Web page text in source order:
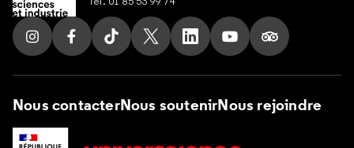
Suivez nous sur Instagram
Suivez nous sur Facebook
Suivez nous sur Tik Tok
Suivez nous sur X
Suivez nous sur LinkedIn
Suivez nous sur
Suivez nous
Nous contacterNous soutenirNous rejoindre